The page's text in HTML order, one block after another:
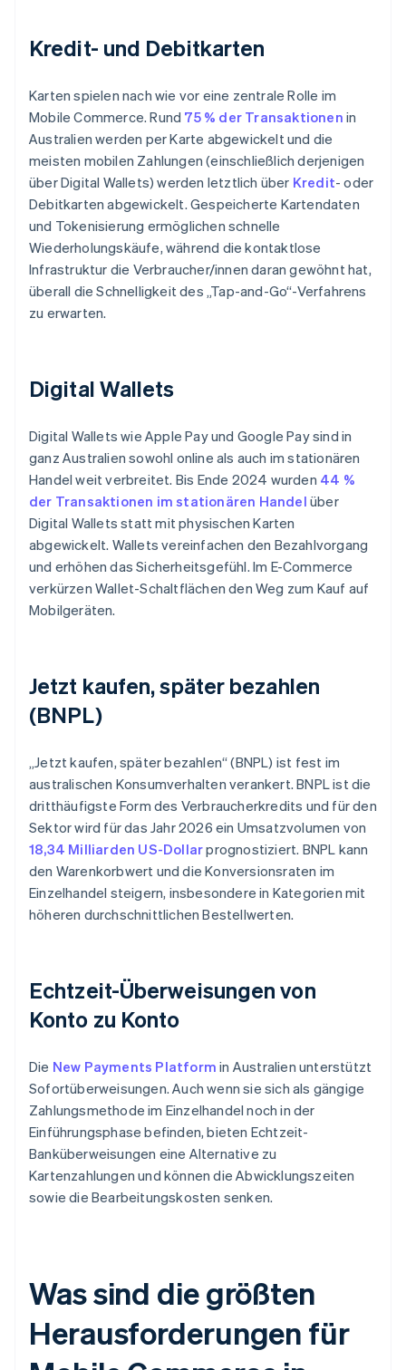
Kredit- und Debitkarten
Karten spielen nach wie vor eine zentrale Rolle im
Mobile Commerce. Rund 75 % der Transaktionen in
Australien werden per Karte abgewickelt und die
meisten mobilen Zahlungen (einschließlich derjenigen
über Digital Wallets) werden letztlich über Kredit- oder
Debitkarten abgewickelt. Gespeicherte Kartendaten
und Tokenisierung ermöglichen schnelle
Wiederholungskäufe, während die kontaktlose
Infrastruktur die Verbraucher/innen daran gewöhnt hat,
überall die Schnelligkeit des „Tap-and-Go“-Verfahrens
zu erwarten.
Digital Wallets
Digital Wallets wie Apple Pay und Google Pay sind in
ganz Australien sowohl online als auch im stationären
Handel weit verbreitet. Bis Ende 2024 wurden 44 %
der Transaktionen im stationären Handel über
Digital Wallets statt mit physischen Karten
abgewickelt. Wallets vereinfachen den Bezahlvorgang
und erhöhen das Sicherheitsgefühl. Im E-Commerce
verkürzen Wallet-Schaltflächen den Weg zum Kauf auf
Mobilgeräten.
Jetzt kaufen, später bezahlen
(BNPL)
„Jetzt kaufen, später bezahlen“ (BNPL) ist fest im
australischen Konsumverhalten verankert. BNPL ist die
dritthäufigste Form des Verbraucherkredits und für den
Sektor wird für das Jahr 2026 ein Umsatzvolumen von
18,34 Milliarden US-Dollarprognostiziert. BNPL kann
den Warenkorbwert und die Konversionsraten im
Einzelhandel steigern, insbesondere in Kategorien mit
höheren durchschnittlichen Bestellwerten.
Echtzeit-Überweisungen von
Konto zu Konto
Die New Payments Platform in Australien unterstützt
Sofortüberweisungen. Auch wenn sie sich als gängige
Zahlungsmethode im Einzelhandel noch in der
Einführungsphase befinden, bieten Echtzeit-
Banküberweisungen eine Alternative zu
Kartenzahlungen und können die Abwicklungszeiten
sowie die Bearbeitungskosten senken.
Was sind die größten
Herausforderungen für